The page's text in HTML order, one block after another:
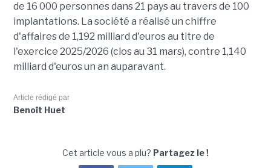
de 16 000 personnes dans 21 pays au travers de 100
implantations. La société a réalisé un chiffre
d'affaires de 1,192 milliard d'euros au titre de
l'exercice 2025/2026 (clos au 31 mars), contre 1,140
milliard d'euros un an auparavant.
Article rédigé par
Benoît Huet
Cet article vous a plu? Partagez le !